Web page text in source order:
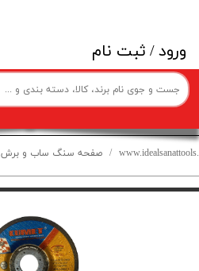
ورود/ ثبت نام
صفحه سنگ ساب و برش